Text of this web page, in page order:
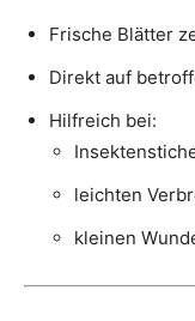
Frische Blätter
Direkt auf
Hilfreich bei:
leichten
kleinen